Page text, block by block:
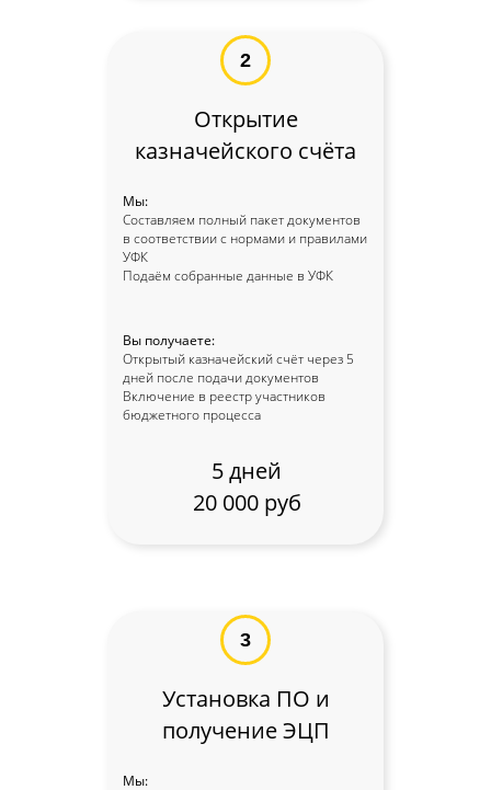
2
3
Вы получаете:
Открытый казначейский счёт через 5
дней после подачи документов
Включение в реестр участников
бюджетного процесса
5 дней
20 000 руб
Мы:
Составляем полный пакет документов
в соответствии с нормами и правилами
УФК
Подаём собранные данные в УФК
Открытие
казначейского счёта
Мы:
Установка ПО и
получение ЭЦП